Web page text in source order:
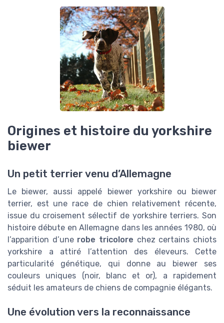
Origines et histoire du yorkshire
biewer
Un petit terrier venu d’Allemagne
Le biewer, aussi appelé biewer yorkshire ou biewer
terrier, est une race de chien relativement récente,
issue du croisement sélectif de yorkshire terriers. Son
histoire débute en Allemagne dans les années 1980, où
l’apparition d’une robe tricolore chez certains chiots
yorkshire a attiré l’attention des éleveurs. Cette
particularité génétique, qui donne au biewer ses
couleurs uniques (noir, blanc et or), a rapidement
séduit les amateurs de chiens de compagnie élégants.
Une évolution vers la reconnaissance